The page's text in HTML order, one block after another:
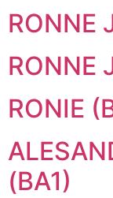
RONNE
RONNE
RONIE
(BA1)